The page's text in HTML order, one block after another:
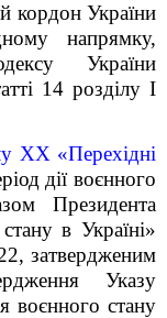
кордон України
напрямку,
України
14 розділу І
ХХ «Перехідні
дії воєнного
Президента
в Україні»
затвердженим
Указу
воєнного стану